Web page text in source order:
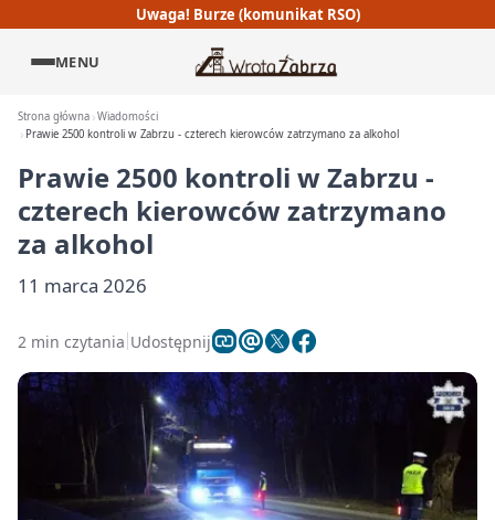
Uwaga! Burze (komunikat RSO)
MENU
Strona główna Wiadomości
Prawie 2500 kontroli w Zabrzu - czterech kierowców zatrzymano za alkohol
Prawie 2500 kontroli w Zabrzu -
czterech kierowców zatrzymano
za alkohol
11 marca 2026
2 min czytania Udostępnij